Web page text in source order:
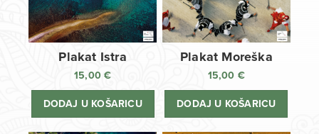
Plakat Istra
15,00€
DODAJ U KOŠARICU
Plakat Moreška
15,00 €
DODAJ U KOŠARICU